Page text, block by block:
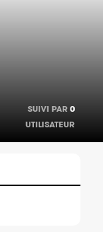
SUIVI PAR 0
UTILISATEUR